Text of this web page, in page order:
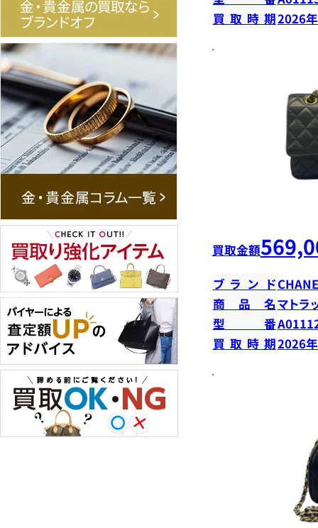
買取時期2026
買取金額
ブランド
商品名マトラ
型番
買取時期2026